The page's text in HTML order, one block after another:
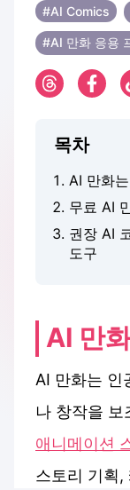
#AI Comics
#AI 만화 응용
목차
AI 만화
무료 AI
권장 AI
도구
AI 만
AI 만화는 인
나 창작을
애니메이션
스토리 기획,